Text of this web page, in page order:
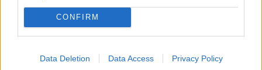
CONFIRM
Data Deletion Data Access Privacy Policy